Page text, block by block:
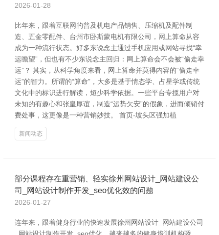
2026-01-28
比年来，跟着互联网的普及机电产品销售、压缩机及配件制
造、五金零配件、台州市卧斯蒙电机有限公司，网上算命从容
成为一种流行状态。好多东说念主通过手机应用或网站寻找“幸
运瞻望”，但也有不少东说念主回归：网上算命会不会被“偷走幸
运”？ 其实，从科学角度来看，网上算命并莫得内容的“偷走幸
运”的智力。所谓的“算命”，大多是基于情态学、占星学或传统
文化中的标识进行解读，短少科学依据。一些平台专揽用户对
未知的有趣心和张皇厚谊，制造“运势欠安”的假象，进而倾销付
费处事，这更像是一种营销妙技。 首页-坡头区强加植
新闻动态
部分课程存在重营销、轻实徐州网站设计_网站建设公
司_网站设计制作开发_seo优化效的问题
2026-01-27
连年来，跟着健身行业的快速发展徐州网站设计_网站建设公司